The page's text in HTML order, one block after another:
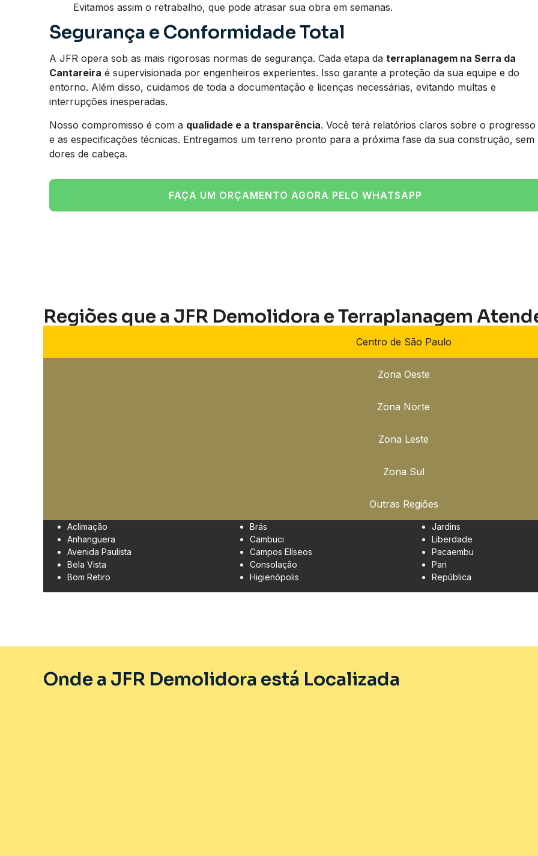
Evitamos assim o retrabalho, que pode atrasar sua obra em semanas.
Segurança e Conformidade Total
A JFR opera sob as mais rigorosas normas de segurança. Cada etapa da terraplanagem na Serra da
Cantareira é supervisionada por engenheiros experientes. Isso garante a proteção da sua equipe e do
entorno. Além disso, cuidamos de toda a documentação e licenças necessárias, evitando multas e
interrupções inesperadas.
Nosso compromisso é com a qualidade e a transparência. Você terá relatórios claros sobre o progresso
e as especificações técnicas. Entregamos um terreno pronto para a próxima fase da sua construção, sem
dores de cabeça.
FAÇA UM ORÇAMENTO AGORA PELO WHATSAPP
Regiões que a JFR Demolidora e Terraplanagem
Centro de São Paulo
Zona Oeste
Zona Norte
Zona Leste
Zona Sul
Outras Regiões
Aclimação
Anhanguera
Avenida Paulista
Bela Vista
Bom Retiro
Brás
Cambuci
Campos Elíseos
Consolação
Higienópolis
Jardins
Liberdade
Pacaembu
Pari
República
Onde a JFR Demolidora está Localizada